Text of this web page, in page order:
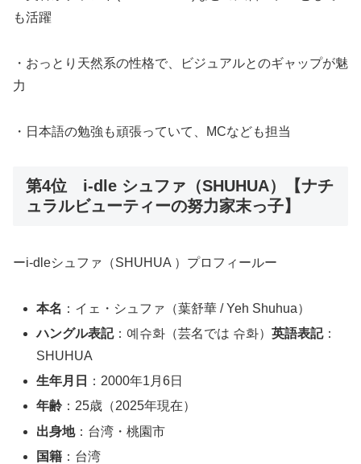
も活躍
・おっとり天然系の性格で、ビジュアルとのギャップが魅
力
・日本語の勉強も頑張っていて、MCなども担当
第4位 i-dle シュファ（SHUHUA）【ナチ
ュラルビューティーの努力家末っ子】
ーi-dleシュファ（SHUHUA ）プロフィールー
本名 ：イェ・シュファ（葉舒華 / Yeh Shuhua）
ハングル表記：예슈화（芸名では 슈화）英語表記：
SHUHUA
生年月日
：2000年1月6日
年齢 ：25歳（2025年現在）
出身地：台湾・桃園市
国籍 ：台湾